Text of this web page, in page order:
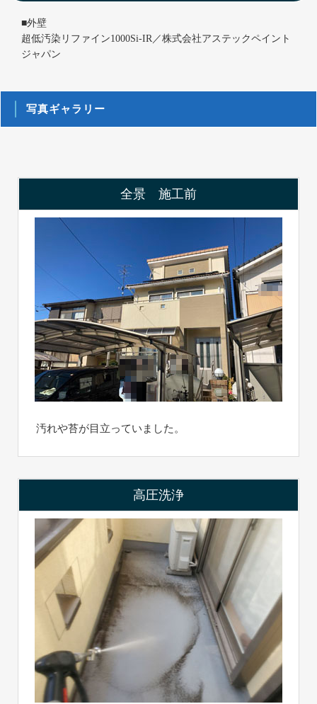
■外壁
超低汚染リファイン1000Si-IR／株式会社アステックペイント
ジャパン
写真ギャラリー
全景 施工前
汚れや苔が目立っていました。
高圧洗浄